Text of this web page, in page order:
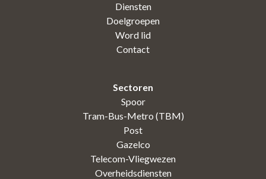
Diensten
Doelgroepen
Word lid
Contact
Sectoren
Spoor
Tram-Bus-Metro (TBM)
Post
Gazelco
Telecom-Vliegwezen
Overheidsdiensten